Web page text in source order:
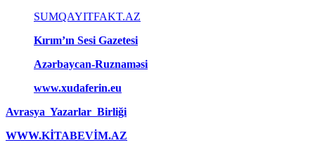
SUMQAYITFAKT.AZ
Kırım’ın Sesi Gazetesi
Azərbaycan-Ruznaməsi
www.xudaferin.eu
Avrasya Yazarlar Birliği
WWW.KİTABEVİM.AZ